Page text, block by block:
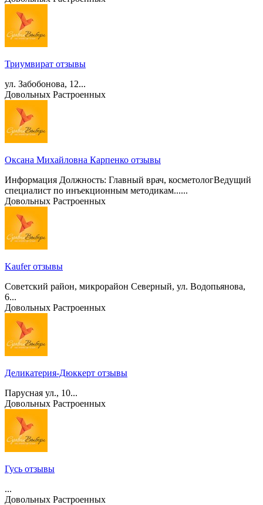
Триумвират отзывы
ул. Забобонова, 12...
Довольных Растроенных
Оксана Михайловна Карпенко отзывы
Информация Должность: Главный врач, косметологВедущий
специалист по инъекционным методикам......
Довольных Растроенных
Kaufer отзывы
Советский район, микрорайон Северный, ул. Водопьянова,
6...
Довольных Растроенных
Деликатерия-Дюккерт отзывы
Парусная ул., 10...
Довольных Растроенных
Гусь отзывы
...
Довольных Растроенных